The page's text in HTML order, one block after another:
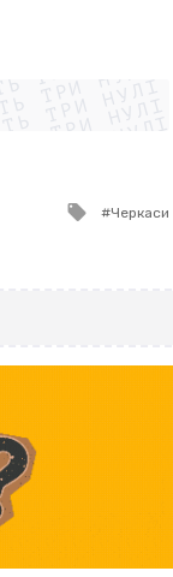
ТРИ НУЛІ
ТРИ НУЛІ
ТРИ НУЛІ
ТРИ НУЛІ
ТРИ НУЛІ
ТРИ НУЛІ
ТРИ НУЛІ
ТРИ НУЛІ
Tagged
Черкаси